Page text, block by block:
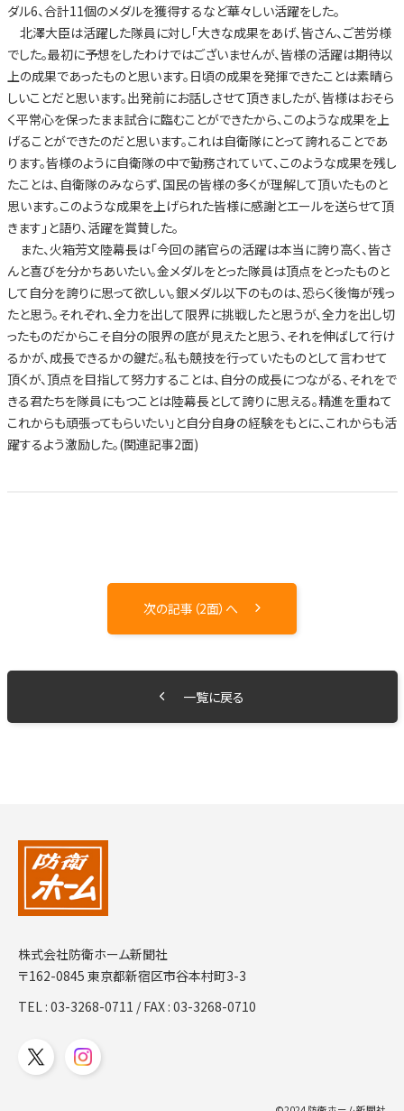
ダル6、合計11個のメダルを獲得するなど華々しい活躍をした。
北澤大臣は活躍した隊員に対し「大きな成果をあげ、皆さん、ご苦労様
でした。最初に予想をしたわけではございませんが、皆様の活躍は期待以
上の成果であったものと思います。日頃の成果を発揮できたことは素晴ら
しいことだと思います。出発前にお話しさせて頂きましたが、皆様はおそら
く平常心を保ったまま試合に臨むことができたから、このような成果を上
げることができたのだと思います。これは自衛隊にとって誇れることであ
ります。皆様のように自衛隊の中で勤務されていて、このような成果を残し
たことは、自衛隊のみならず、国民の皆様の多くが理解して頂いたものと
思います。このような成果を上げられた皆様に感謝とエールを送らせて頂
きます」と語り、活躍を賞賛した。
また、火箱芳文陸幕長は「今回の諸官らの活躍は本当に誇り高く、皆さ
んと喜びを分かちあいたい。金メダルをとった隊員は頂点をとったものと
して自分を誇りに思って欲しい。銀メダル以下のものは、恐らく後悔が残っ
たと思う。それぞれ、全力を出して限界に挑戦したと思うが、全力を出し切
ったものだからこそ自分の限界の底が見えたと思う、それを伸ばして行け
るかが、成長できるかの鍵だ。私も競技を行っていたものとして言わせて
頂くが、頂点を目指して努力することは、自分の成長につながる、それをで
きる君たちを隊員にもつことは陸幕長として誇りに思える。精進を重ねて
これからも頑張ってもらいたい」と自分自身の経験をもとに、これからも活
躍するよう激励した。(関連記事2面)
次の記事（2面）へ
一覧に戻る
株式会社防衛ホーム新聞社
〒162-0845 東京都新宿区市谷本村町3-3
TEL :03-3268-0711 / FAX : 03-3268-0710